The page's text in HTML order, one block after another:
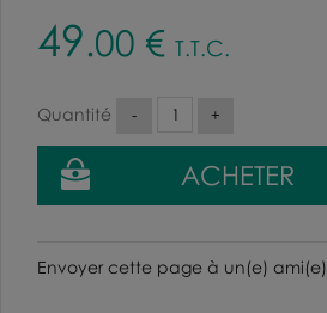
49.00 € T.T.C.
Quantité
Envoyer cette page à un(e) ami(e)